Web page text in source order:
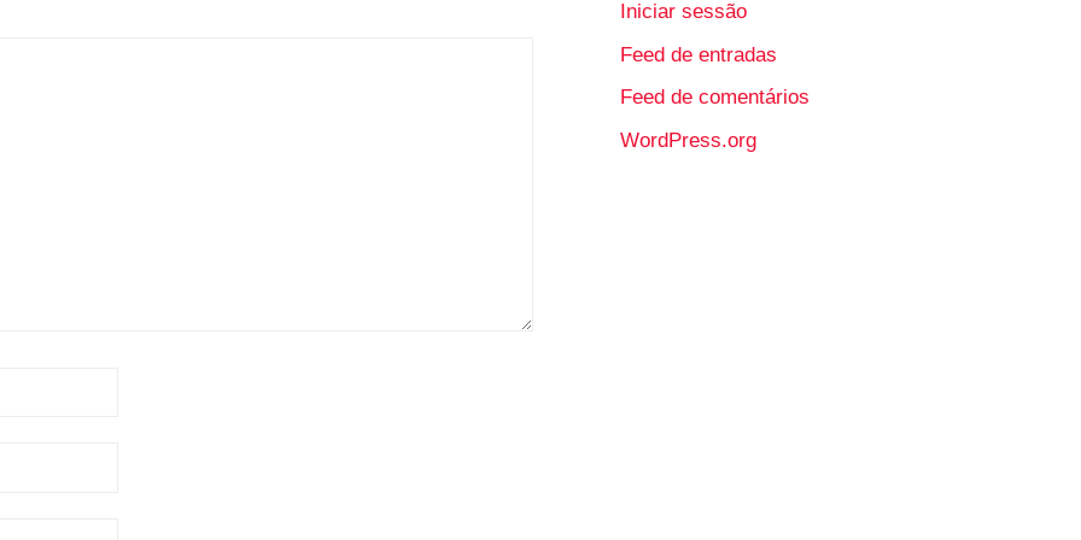
Iniciar sessão
Feed de entradas
Feed de comentários
WordPress.org